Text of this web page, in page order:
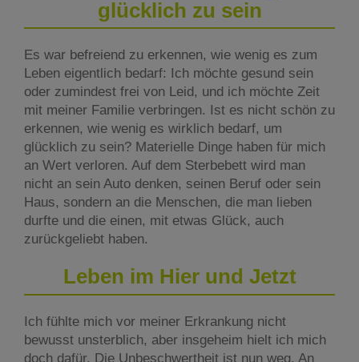
glücklich zu sein
Es war befreiend zu erkennen, wie wenig es zum
Leben eigentlich bedarf: Ich möchte gesund sein
oder zumindest frei von Leid, und ich möchte Zeit
mit meiner Familie verbringen. Ist es nicht schön zu
erkennen, wie wenig es wirklich bedarf, um
glücklich zu sein? Materielle Dinge haben für mich
an Wert verloren. Auf dem Sterbebett wird man
nicht an sein Auto denken, seinen Beruf oder sein
Haus, sondern an die Menschen, die man lieben
durfte und die einen, mit etwas Glück, auch
zurückgeliebt haben.
Leben im Hier und Jetzt
Ich fühlte mich vor meiner Erkrankung nicht
bewusst unsterblich, aber insgeheim hielt ich mich
doch dafür. Die Unbeschwertheit ist nun weg. An